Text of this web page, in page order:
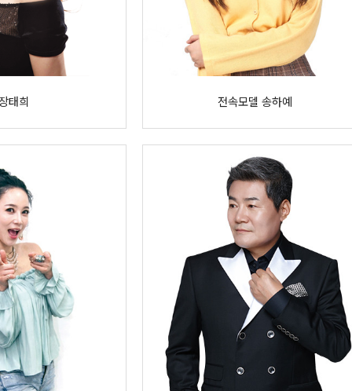
태희 전속모델 송하예